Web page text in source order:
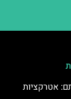
אטרקציות